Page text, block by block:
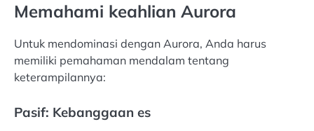
Memahami keahlian Aurora
Untuk mendominasi dengan Aurora, Anda harus
memiliki pemahaman mendalam tentang
keterampilannya:
Pasif: Kebanggaan es